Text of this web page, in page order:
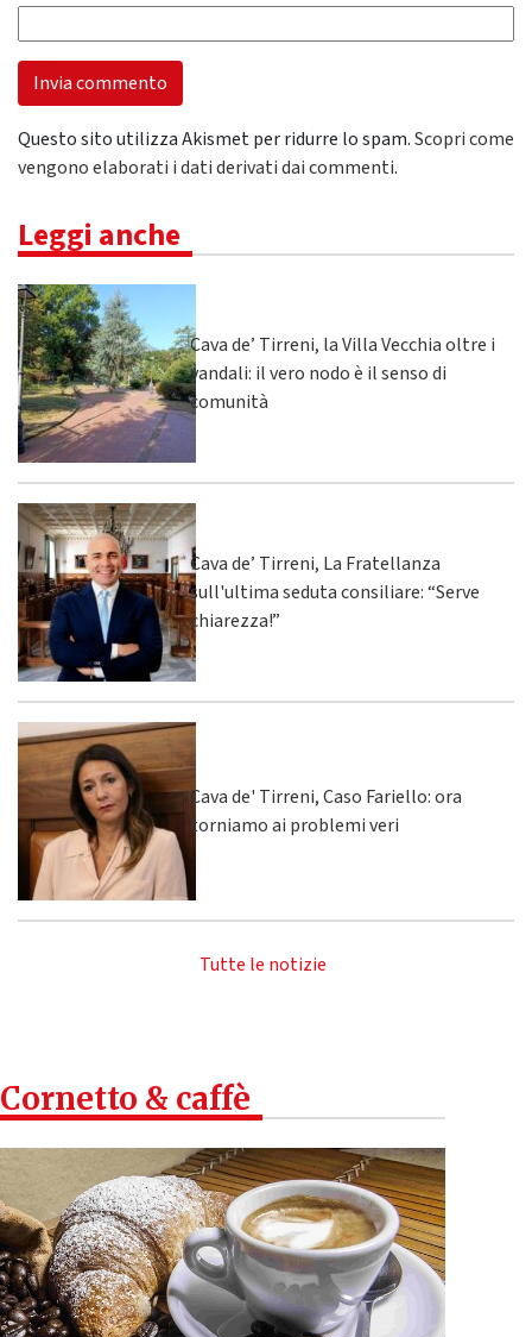
Questo sito utilizza Akismet per ridurre lo spam.Scopri come
vengono elaborati i dati derivati dai commenti.
Leggi anche
Cava de’ Tirreni, la Villa Vecchia oltre i
vandali: il vero nodo è il senso di
comunità
Cava de’ Tirreni, La Fratellanza
sull'ultima seduta consiliare: “Serve
chiarezza!”
Cava de' Tirreni, Caso Fariello: ora
torniamo ai problemi veri
Tutte le notizie
Cornetto & caffè